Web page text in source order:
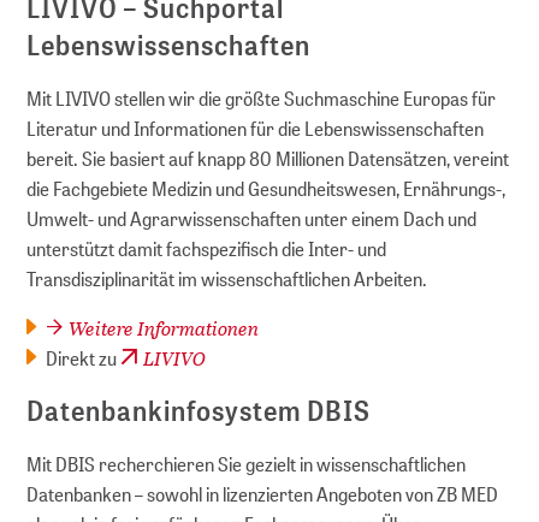
LIVIVO – Suchportal
Lebenswissenschaften
Mit LIVIVO stellen wir die größte Suchmaschine Europas für
Literatur und Informationen für die Lebenswissenschaften
bereit. Sie basiert auf knapp 80 Millionen Datensätzen, vereint
die Fachgebiete Medizin und Gesundheitswesen, Ernährungs-,
Umwelt- und Agrarwissenschaften unter einem Dach und
unterstützt damit fachspezifisch die Inter- und
Transdisziplinarität im wissenschaftlichen Arbeiten.
Weitere Informationen
Direkt zu LIVIVO
Datenbankinfosystem DBIS
Mit DBIS recherchieren Sie gezielt in wissenschaftlichen
Datenbanken – sowohl in lizenzierten Angeboten von ZB MED